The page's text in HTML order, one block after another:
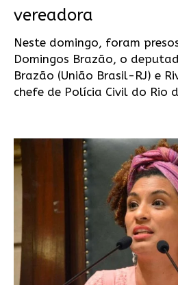
vereadora
Neste domingo, foram
Domingos Brazão, o
Brazão (União Brasil-RJ) e
chefe de Polícia Civil do Rio